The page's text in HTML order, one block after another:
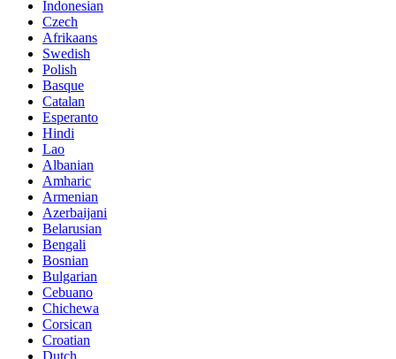
Indonesian
Czech
Afrikaans
Swedish
Polish
Basque
Catalan
Esperanto
Hindi
Lao
Albanian
Amharic
Armenian
Azerbaijani
Belarusian
Bengali
Bosnian
Bulgarian
Cebuano
Chichewa
Corsican
Croatian